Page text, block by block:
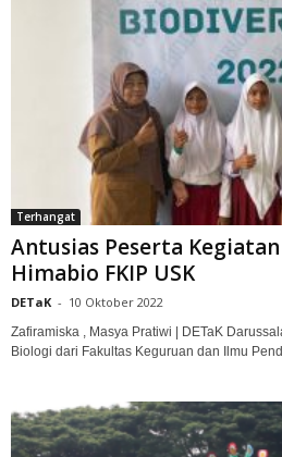
Terhangat
Antusias Peserta
Himabio FKIP USK
DETaK - 10 Oktober 2022
Zafiramiska , Masya Pratiwi | DETaK
Biologi dari Fakultas Keguruan dan Ilmu